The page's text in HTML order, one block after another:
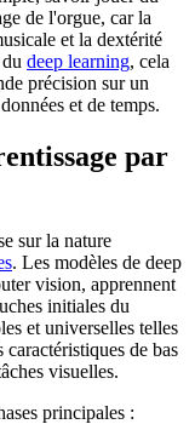
de l'orgue, car la
et la dextérité
deep learning, cela
précision sur un
et de temps.
par
sur la nature
. Les modèles de deep
vision, apprennent
initiales du
et universelles telles
caractéristiques de bas
visuelles.
principales :